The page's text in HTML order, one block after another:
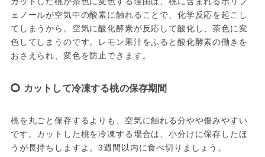
ェノールが空気中の酸素に触れることで、化学反応を起こし
てしまうから。空気に酸化酵素が反応して酸化し、茶色に変
色してしまうのです。レモン果汁をふると酸化酵素の働きを
おさえられ、変色を防止できます。
カットして冷凍する桃の保存期間
桃を丸ごと保存するよりも、空気に触れる分やや傷みやすい
です。カットした桃を冷凍する場合は、小分けに保存したほ
うが長持ちしますよ。3週間以内に食べ切りましょう。